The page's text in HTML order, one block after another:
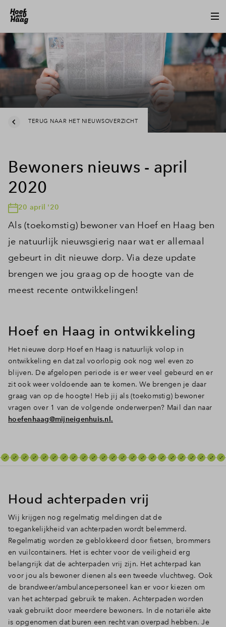
TERUG NAAR HET NIEUWSOVERZICHT
Bewoners nieuws - april
2020
20 april '20
Als (toekomstig) bewoner van Hoef en Haag ben
je natuurlijk nieuwsgierig naar wat er allemaal
gebeurt in dit nieuwe dorp. Via deze update
brengen we jou graag op de hoogte van de
meest recente ontwikkelingen!
Hoef en Haag in ontwikkeling
Het nieuwe dorp Hoef en Haag is natuurlijk volop in
ontwikkeling en dat zal voorlopig ook nog wel even zo
blijven. De afgelopen periode is er weer veel gebeurd en er
zit ook weer voldoende aan te komen. We brengen je daar
graag van op de hoogte! Heb jij als (toekomstig) bewoner
vragen over 1 van de volgende onderwerpen? Mail dan naar
hoefenhaag@mijneigenhuis.nl.
Houd achterpaden vrij
Wij krijgen nog regelmatig meldingen dat de
toegankelijkheid van achterpaden wordt belemmerd.
Regelmatig worden ze geblokkeerd door fietsen, brommers
en vuilcontainers. Het is echter voor de veiligheid erg
belangrijk dat de achterpaden vrij zijn. Het achterpad kan
voor jou als bewoner dienen als een tweede vluchtweg. Ook
de brandweer/ambulancepersoneel kan er voor kiezen om
van het achterpad gebruik te maken. Achterpaden worden
vaak gebruikt door meerdere bewoners. In de notariële akte
is opgenomen dat buren een recht van overpad hebben. Je